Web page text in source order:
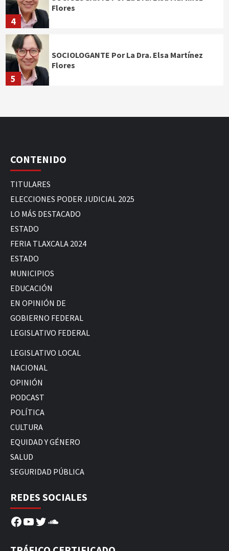
4
Flores
5
SOCIOLOGANTE Por La Dra. Elsa Martínez
Flores
CONTENIDO
TITULARES
ELECCIONES PODER JUDICIAL 2025
LO MÁS DESTACADO
ESTADO
FERIA TLAXCALA 2024
ESTADO
MUNICIPIOS
EDUCACIÓN
EN OPINIÓN DE
GOBIERNO FEDERAL
LEGISLATIVO FEDERAL
LEGISLATIVO LOCAL
NACIONAL
OPINIÓN
PODCAST
POLÍTICA
CULTURA
EQUIDAD Y GÉNERO
SALUD
SEGURIDAD PÚBLICA
REDES SOCIALES
Facebook
YouTube
Twitter
SoundCloud